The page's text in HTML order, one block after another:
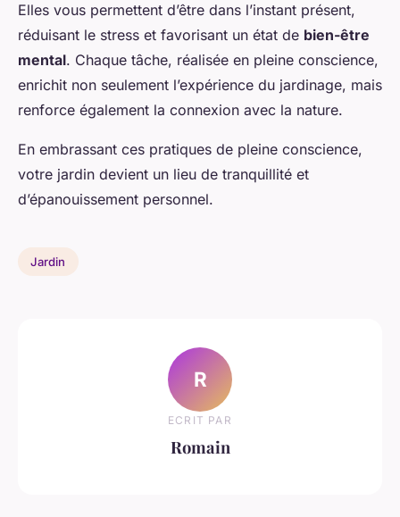
Elles vous permettent d’être dans l’instant présent,
réduisant le stress et favorisant un état de bien-être
mental. Chaque tâche, réalisée en pleine conscience,
enrichit non seulement l’expérience du jardinage, mais
renforce également la connexion avec la nature.
En embrassant ces pratiques de pleine conscience,
votre jardin devient un lieu de tranquillité et
d’épanouissement personnel.
Jardin
R
ECRIT PAR
Romain